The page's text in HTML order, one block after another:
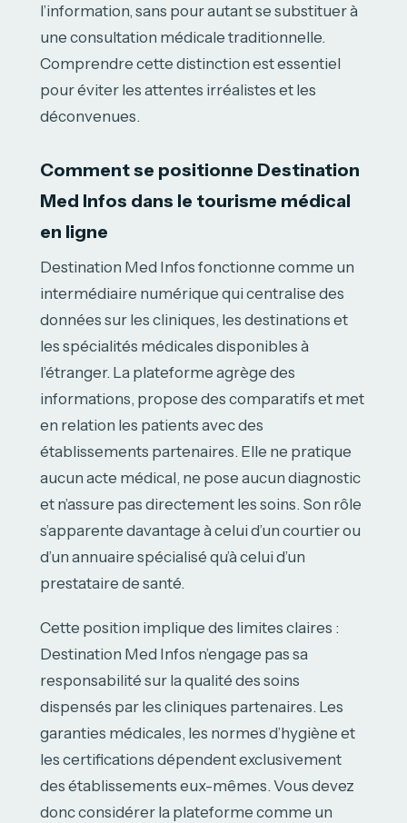
l’information, sans pour autant se substituer à
une consultation médicale traditionnelle.
Comprendre cette distinction est essentiel
pour éviter les attentes irréalistes et les
déconvenues.
Comment se positionne Destination
Med Infos dans le tourisme médical
en ligne
Destination Med Infos fonctionne comme un
intermédiaire numérique qui centralise des
données sur les cliniques, les destinations et
les spécialités médicales disponibles à
l’étranger. La plateforme agrège des
informations, propose des comparatifs et met
en relation les patients avec des
établissements partenaires. Elle ne pratique
aucun acte médical, ne pose aucun diagnostic
et n’assure pas directement les soins. Son rôle
s’apparente davantage à celui d’un courtier ou
d’un annuaire spécialisé qu’à celui d’un
prestataire de santé.
Cette position implique des limites claires :
Destination Med Infos n’engage pas sa
responsabilité sur la qualité des soins
dispensés par les cliniques partenaires. Les
garanties médicales, les normes d’hygiène et
les certifications dépendent exclusivement
des établissements eux-mêmes. Vous devez
donc considérer la plateforme comme un